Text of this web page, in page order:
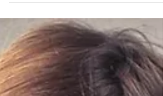
Fen bilimleri dersi, öğrencilerin doğa
olaylarını anlamaları ve bilimsel düşünme
becerilerini geliştirmeleri için kritik öneme
sahiptir. Ancak özel öğrenme güçlüğü olan
öğrenciler için bu ders, kavramsal zorluklar
ve dikkat dağınıklığı nedeniyle zorlayıcı
olabilir. Bu yazıda, özel öğrenme güçlüğü
olan öğrencilerin fen bilimleri başarısını